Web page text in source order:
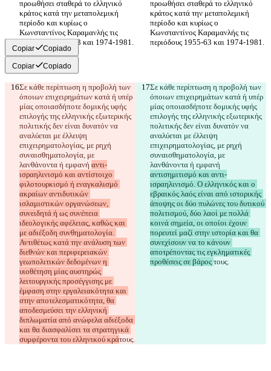
προωθήσει σταθερά το ελληνικό
κράτος κατά την μεταπολεμική
περίοδο και κυρίως ο
Κωνσταντίνος Καραμανλής τις
προωθήσει σταθερά το ελληνικό
κράτος κατά την μεταπολεμική
περίοδο και κυρίως ο
Κωνσταντίνος Καραμανλής τις
Copiar Copiado
Copiar Copiado
Σε κάθε περίπτωση η προβολή των
όποιων επιχειρημάτων κατά ή υπέρ
μίας οποιασδήποτε δομικής υφής
επιλογής της ελληνικής εξωτερικής
πολιτικής δεν είναι δυνατόν να
αναλύεται με έλλειψη
επιχειρηματολογίας, με ρηχή
συναισθηματολογία, με
λανθάνοντα ή εμφανή αντι-
ισραηλινισμό και αντίστοιχο
φιλοτουρκισμό ή εναγκαλισμό
ακραίων αντιδυτικών
ισλαμιστικών οργανώσεων,
συνειδητά ή ως συνέπεια
ιδεολογικής αφέλειας, καθώς και
με αδιέξοδη συνθηματολογία.
Αντιθέτως κατά την ανάλυση των
διεθνών και περιφερειακών
γεωπολιτικών δεδομένων η
υιοθέτηση μίας αυστηρώς
λειτουργικής προσέγγισης με
έμφαση στην εργαλειακότητα και
στην αποτελεσματικότητα, θα
αποδεσμεύσει την ελληνική
διπλωματία από ανώφελα αδιέξοδα
και θα διασφαλίσει τα στρατηγικά
συμφέροντα του ελληνικού κράτους.
Σε κάθε περίπτωση η προβολή των
όποιων επιχειρημάτων κατά ή υπέρ
μίας οποιασδήποτε δομικής υφής
επιλογής της ελληνικής εξωτερικής
πολιτικής δεν είναι δυνατόν να
αναλύεται με έλλειψη
επιχειρηματολογίας, με ρηχή
συναισθηματολογία, με
λανθάνοντα ή εμφανή
αντισημιτισμό και αντι-
ισραηλινισμό. Ο ελληνικός και ο
εβραικός λαός είναι από ιστορικής
άποψης οι δύο πυλώνες του δυτικού
πολιτισμού, δύο λαοί με πολλά
κοινά σημεία, οι οποίοι έχουν
πορευτεί μαζί στην ιστορία και θα
συνεχίσουν να το κάνουν
αποτρέποντας τις εγκληματικές
προθέσεις σε βάρος τους.